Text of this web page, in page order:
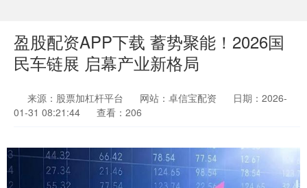
盈股配资APP下载 蓄势聚能！2026国
民车链展 启幕产业新格局
来源：股票加杠杆平台 网站：卓信宝配资
日期：2026-
01-31 08:21:44
查看：206